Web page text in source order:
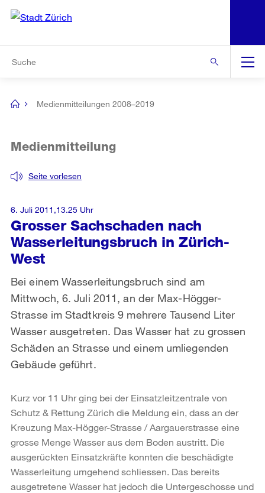
Navigation
[no
Medienmitteilungen 2008–2019
Grosser Sachschaden nach
Wasserleitungsbruch in Zürich-
West
Seite vorlesen
Medienmitteilung
Bei einem Wasserleitungsbruch sind am
Mittwoch, 6. Juli 2011, an der Max-Högger-
Strasse im Stadtkreis 9 mehrere Tausend Liter
Wasser ausgetreten. Das Wasser hat zu grossen
Schäden an Strasse und einem umliegenden
Gebäude geführt.
6. Juli 2011,13.25 Uhr
Kurz vor 11 Uhr ging bei der Einsatzleitzentrale von
Schutz & Rettung Zürich die Meldung ein, dass an der
Kreuzung Max-Högger-Strasse / Aargauerstrasse eine
grosse Menge Wasser aus dem Boden austritt. Die
ausgerückten Einsatzkräfte konnten die beschädigte
Wasserleitung umgehend schliessen. Das bereits
ausgetretene Wasser hat jedoch die Untergeschosse und